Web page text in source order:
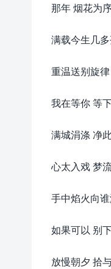
那年 烟花为
满载今生几
重温送别旋律
我在等你 等
满城涓涤 净
心太入戏 梦
手中焰火向
如果可以 别
放慢朝夕 拾